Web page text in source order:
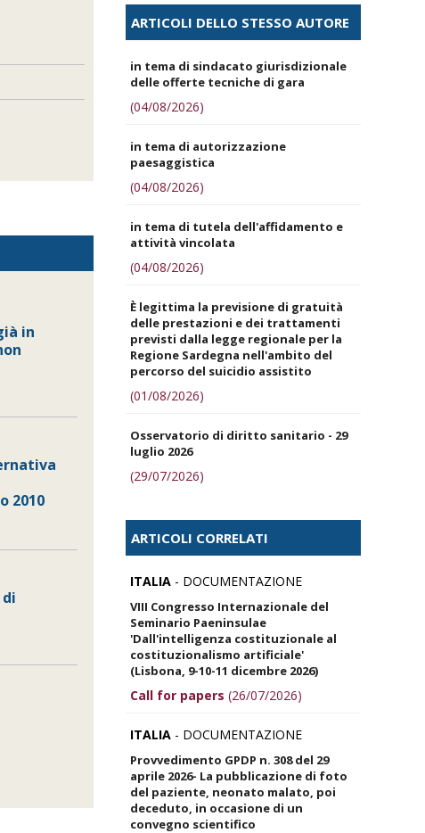
in
2010
ARTICOLI DELLO STESSO AUTORE
in tema di sindacato giurisdizionale
delle offerte tecniche di gara
(04/08/2026)
in tema di autorizzazione
paesaggistica
(04/08/2026)
in tema di tutela dell'affidamento e
attività vincolata
(04/08/2026)
È legittima la previsione di gratuità
delle prestazioni e dei trattamenti
previsti dalla legge regionale per la
Regione Sardegna nell'ambito del
percorso del suicidio assistito
(01/08/2026)
Osservatorio di diritto sanitario - 29
luglio 2026
(29/07/2026)
ARTICOLI CORRELATI
ITALIA - DOCUMENTAZIONE
VIII Congresso Internazionale del
Seminario Paeninsulae
'Dall'intelligenza costituzionale al
costituzionalismo artificiale'
(Lisbona, 9-10-11 dicembre 2026)
Call for papers (26/07/2026)
ITALIA - DOCUMENTAZIONE
Provvedimento GPDP n. 308 del 29
aprile 2026- La pubblicazione di foto
del paziente, neonato malato, poi
deceduto, in occasione di un
convegno scientifico